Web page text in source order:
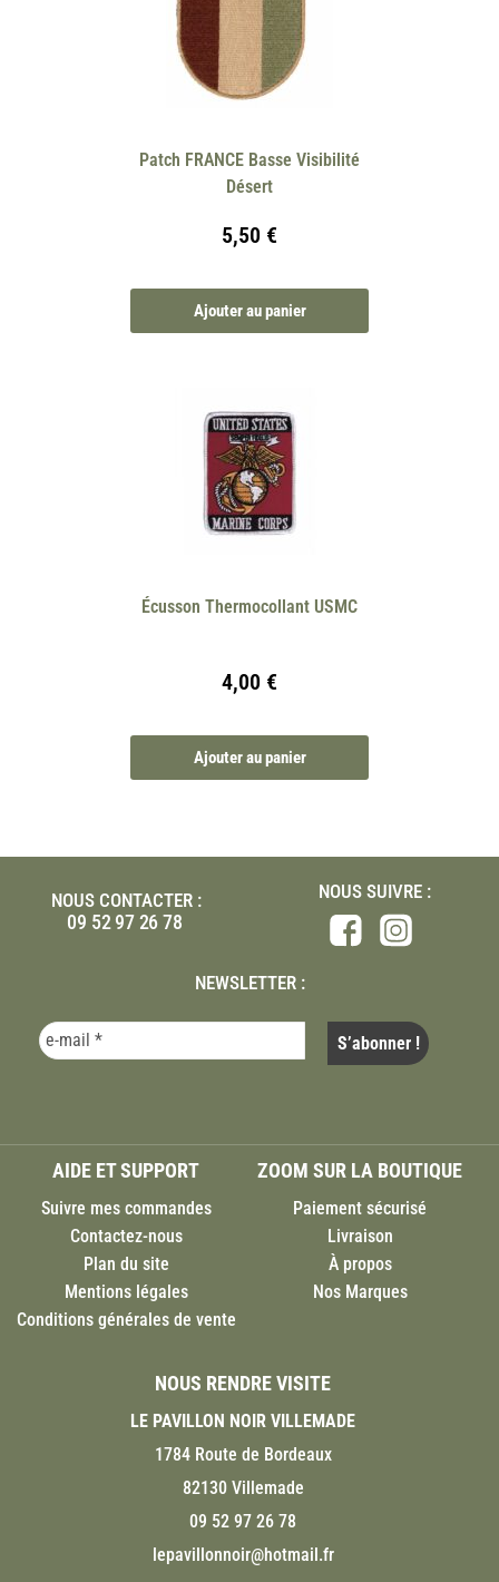
Patch FRANCE Basse Visibilité
Désert
5,50 €
Ajouter au panier
Écusson Thermocollant USMC
4,00 €
Ajouter au panier
NOUS CONTACTER :
09 52 97 26 78
NOUS SUIVRE :
NEWSLETTER :
AIDE ET SUPPORT
Suivre mes commandes
Contactez-nous
Plan du site
Mentions légales
Conditions générales de vente
ZOOM SUR LA BOUTIQUE
Paiement sécurisé
Livraison
À propos
Nos Marques
NOUS RENDRE VISITE
LE PAVILLON NOIR VILLEMADE
1784 Route de Bordeaux
82130 Villemade
09 52 97 26 78
lepavillonnoir@hotmail.fr